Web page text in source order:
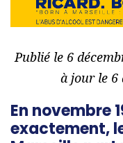
Publié le 6
à jour le 6
En novembre
exactement,